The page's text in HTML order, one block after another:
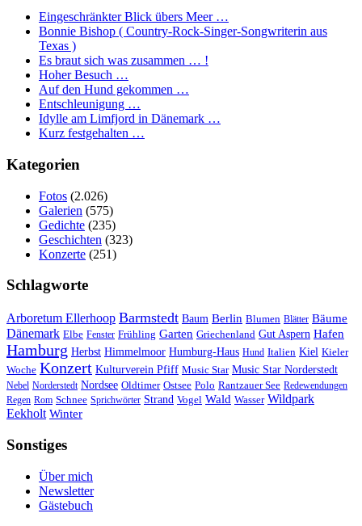
Eingeschränkter Blick übers Meer …
Bonnie Bishop ( Country-Rock-Singer-Songwriterin aus
Texas )
Es braut sich was zusammen … !
Hoher Besuch …
Auf den Hund gekommen …
Entschleunigung …
Idylle am Limfjord in Dänemark …
Kurz festgehalten …
Kategorien
Fotos (2.026)
Galerien (575)
Gedichte (235)
Geschichten (323)
Konzerte (251)
Schlagworte
Arboretum Ellerhoop Barmstedt Baum Berlin Blumen Blätter Bäume
Dänemark Elbe Fenster Frühling Garten Griechenland Gut Aspern Hafen
Hamburg Herbst Himmelmoor Humburg-Haus Hund Italien Kiel Kieler
Woche Konzert Kulturverein Pfiff Music Star Music Star Norderstedt
Nebel Norderstedt Nordsee Oldtimer Ostsee Polo Rantzauer See Redewendungen
Regen Rom Schnee Sprichwörter Strand Vogel Wald Wasser Wildpark
Eekholt Winter
Sonstiges
Über mich
Newsletter
Gästebuch